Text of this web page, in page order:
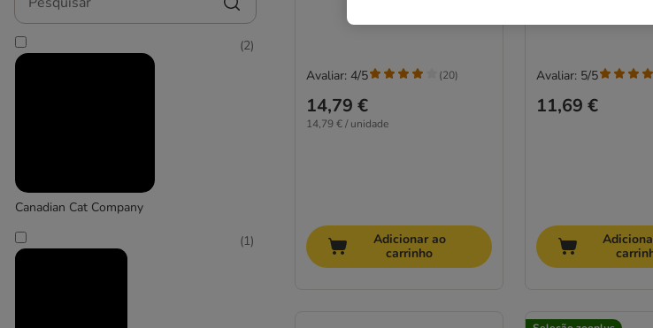
Canadian Cat Company
(2)
(1)
14,79 €
14,79 € / unidade
Avaliar: 4/5 (20)
Adicionar ao
carrinho
11,69 €
Avaliar: 5/5